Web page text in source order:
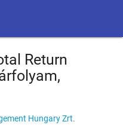
Return
Hungary Zrt.